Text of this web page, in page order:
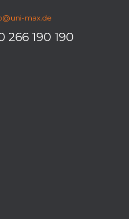
@uni-max.de
266 190 190